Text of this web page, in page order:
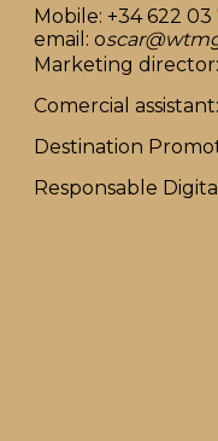
Mobile: +34 622 03
email: o
Marketing
Comercial
Destination
Responsable